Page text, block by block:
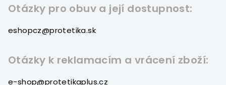
Otázky pro obuv a její dostupnost:
eshopcz@protetika.sk
Otázky k reklamacím a vrácení zboží:
e-shop@protetikaplus.cz